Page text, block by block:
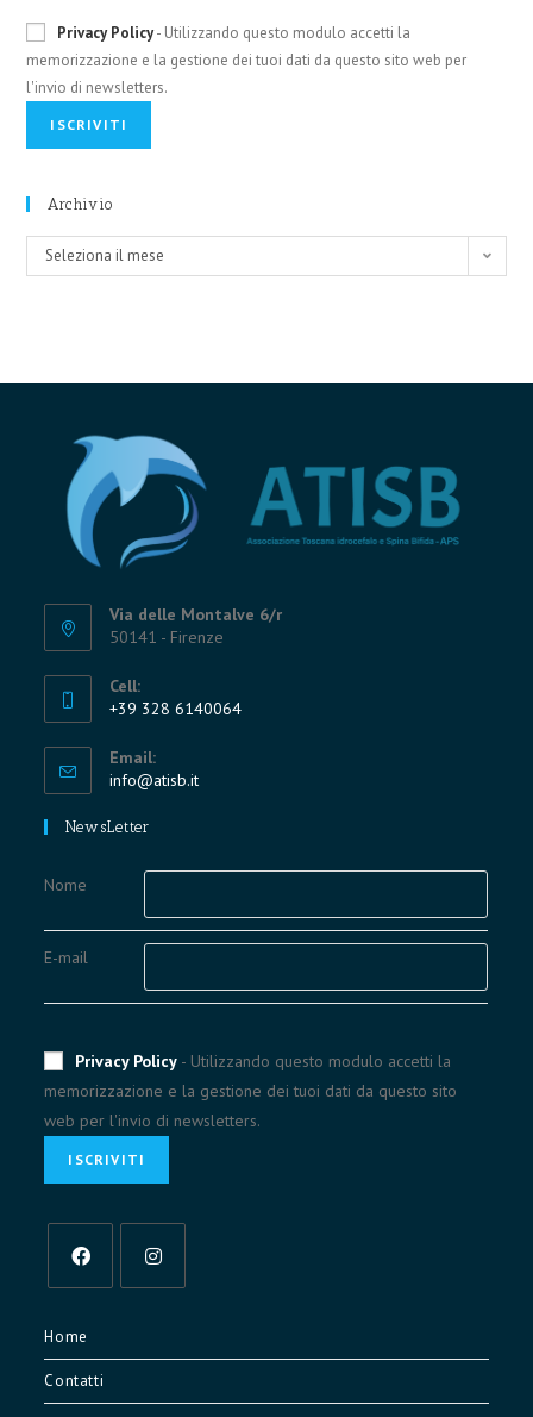
Privacy Policy- Utilizzando questo modulo accetti la
memorizzazione e la gestione dei tuoi dati da questo sito web per
l'invio di newsletters.
Archivio
Archivio
Seleziona il mese
Via delle Montalve 6/r
50141 - Firenze
Cell:
+39 328 6140064
in
your
application
Email:
info@atisb.itOpens
NewsLetter
Nome
E-mail
Privacy Policy - Utilizzando questo modulo accetti la
memorizzazione e la gestione dei tuoi dati da questo sito
web per l'invio di newsletters.
in
a
new
a
Home
Contatti